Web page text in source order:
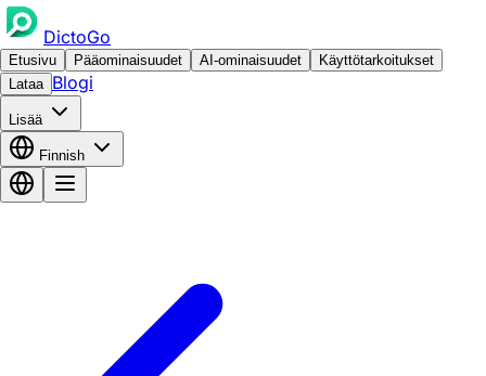
DictoGo
Etusivu Pääominaisuudet AI-ominaisuudet
Käyttötarkoitukset
Lataa Blogi
Lisää
Finnish